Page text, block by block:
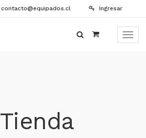
contacto@equipados.cl Ingresar
Menú
Tienda